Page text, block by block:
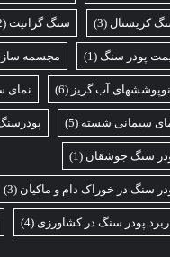
کریستال (3) سنگ گرانیت (2)
پودر سنگ (1) مجسمه
آب گریز (6) نمای
سیمانی شسته (5)
سنگ جوشقان (1)
سنگ در خوراک دام و ماکیان (3)
پودر سنگ در کشاورزی (4)